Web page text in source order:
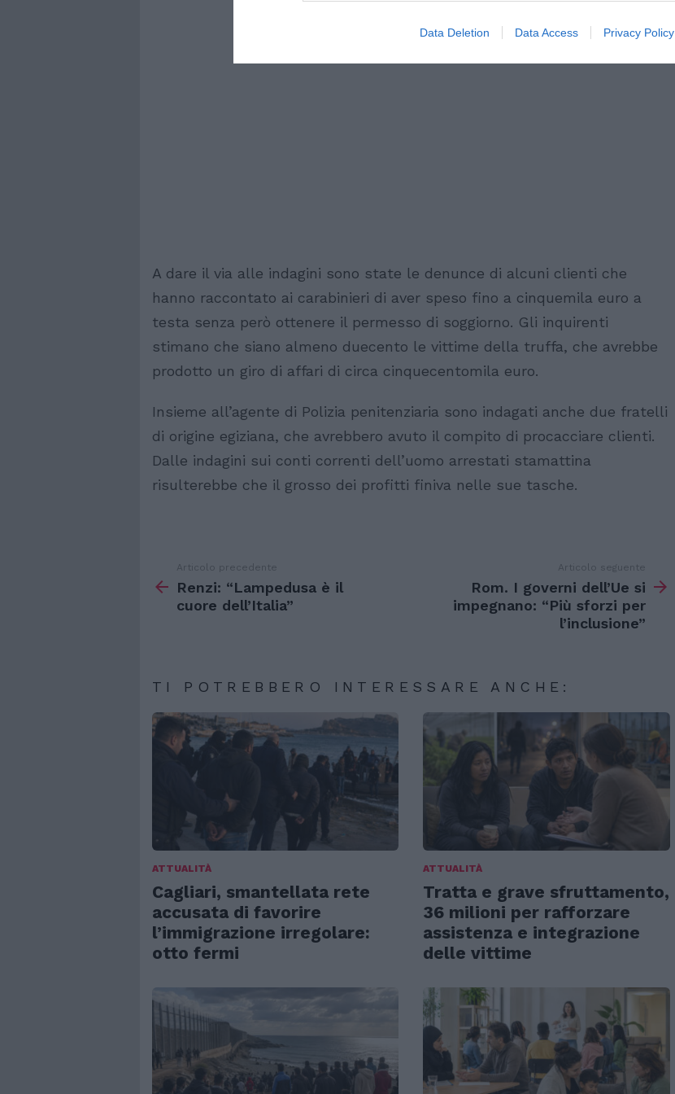
Data Deletion Data Access Privacy Policy
A dare il via alle indagini sono state le denunce di alcuni clienti che
hanno raccontato ai carabinieri di aver speso fino a cinquemila euro a
testa senza però ottenere il permesso di soggiorno. Gli inquirenti
stimano che siano almeno duecento le vittime della truffa, che avrebbe
prodotto un giro di affari di circa cinquecentomila euro.
Insieme all’agente di Polizia penitenziaria sono indagati anche due fratelli
di origine egiziana, che avrebbero avuto il compito di procacciare clienti.
Dalle indagini sui conti correnti dell’uomo arrestati stamattina
risulterebbe che il grosso dei profitti finiva nelle sue tasche.
di
Articolo precedente
Renzi: “Lampedusa è il
cuore dell’Italia”
Articolo seguente
Rom. I governi dell’Ue si
impegnano: “Più sforzi per
l’inclusione”
TI POTREBBERO INTERESSARE ANCHE:
ATTUALITÀ
Cagliari, smantellata rete
accusata di favorire
l’immigrazione irregolare:
otto fermi
ATTUALITÀ
Tratta e grave sfruttamento,
36 milioni per rafforzare
assistenza e integrazione
delle vittime